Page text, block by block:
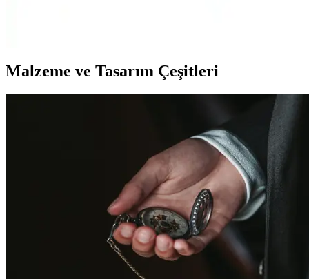
Malzeme ve Tasarım Çeşitleri